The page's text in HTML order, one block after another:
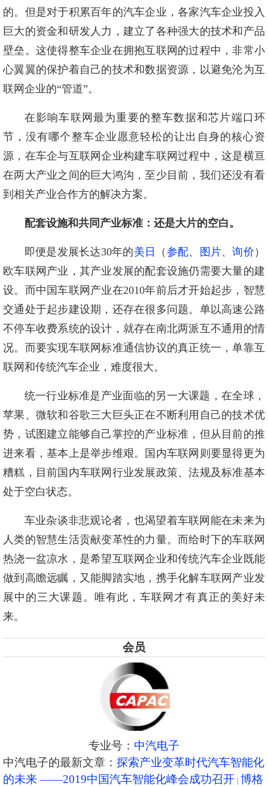
的。但是对于积累百年的汽车企业，各家汽车企业投入
巨大的资金和研发人力，建立了各种强大的技术和产品
壁垒。这使得整车企业在拥抱互联网的过程中，非常小
心翼翼的保护着自己的技术和数据资源，以避免沦为互
联网企业的“管道”。
在影响车联网最为重要的整车数据和芯片端口环
节，没有哪个整车企业愿意轻松的让出自身的核心资
源，在车企与互联网企业构建车联网过程中，这是横亘
在两大产业之间的巨大鸿沟，至少目前，我们还没有看
到相关产业合作方的解决方案。
配套设施和共同产业标准：还是大片的空白。
即便是发展长达30年的美日 （ 参配、 图片、询价 ）
欧车联网产业，其产业发展的配套设施仍需要大量的建
设。而中国车联网产业在2010年前后才开始起步，智慧
交通处于起步建设期，还存在很多问题。单以高速公路
不停车收费系统的设计，就存在南北两派互不通用的情
况。而要实现车联网标准通信协议的真正统一，单靠互
联网和传统汽车企业，难度很大。
统一行业标准是产业面临的另一大课题，在全球，
苹果、微软和谷歌三大巨头正在不断利用自己的技术优
势，试图建立能够自己掌控的产业标准，但从目前的推
进来看，基本上是举步维艰。国内车联网则要显得更为
糟糕，目前国内车联网行业发展政策、法规及标准基本
处于空白状态。
车业杂谈非悲观论者，也渴望着车联网能在未来为
人类的智慧生活贡献变革性的力量。而给时下的车联网
热浇一盆凉水，是希望互联网企业和传统汽车企业既能
做到高瞻远瞩，又能脚踏实地，携手化解车联网产业发
展中的三大课题。唯有此，车联网才有真正的美好未
来。
会员
专业号： 中汽电子
中汽电子的最新文章： 探索产业变革时代汽车智能化
的未来 ——2019中国汽车智能化峰会成功召开 博格